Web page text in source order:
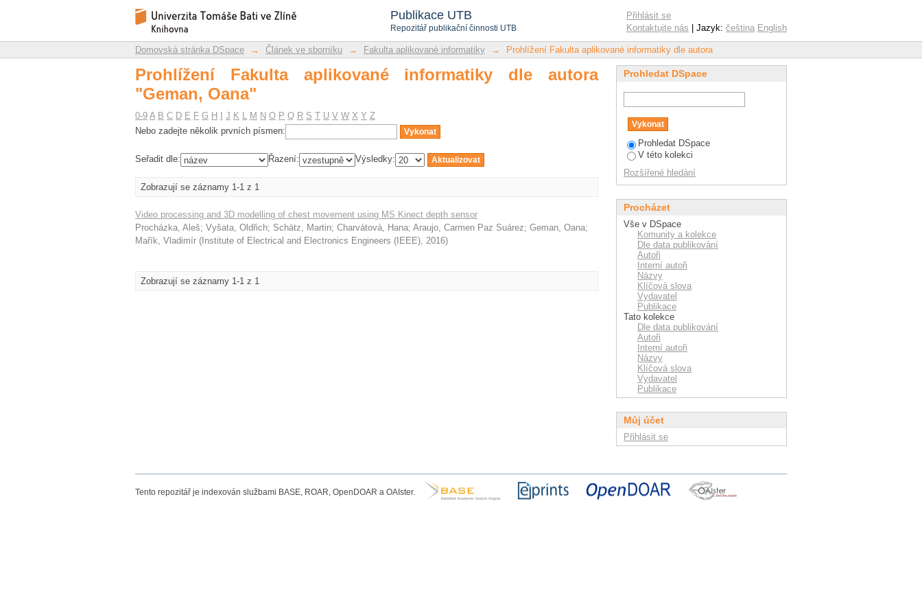
Publikace UTB
Repozitář publikační činnosti UTB
Prohlížení Fakulta aplikované informatiky dle autora "Geman, Oana"
Repozitář DSpace/Manakin
Přihlásit se
Kontaktujte nás | Jazyk: čeština English
Domovská stránka DSpace → Článek ve sborníku → Fakulta aplikované informatiky → Prohlížení Fakulta aplikované informatiky dle autora
Prohlížení Fakulta aplikované informatiky dle autora
"Geman, Oana"
0-9 A B C D E F G H J K L M N O P Q R S T U V W X Y Z
Nebo zadejte několik prvních písmen:
Seřadit dle: Řazení: Výsledky:
Zobrazují se záznamy 1-1 z 1
Video processing and 3D modelling of chest movement using MS Kinect depth sensor
Procházka, Aleš; Vyšata, Oldřich; Schätz, Martin; Charvátová, Hana; Araujo, Carmen Paz Suárez; Geman, Oana;
Mařík, Vladimír ( Institute of Electrical and Electronics Engineers (IEEE), 2016)
Zobrazují se záznamy 1-1 z 1
Prohledat DSpace
Prohledat DSpace
V této kolekci
Rozšířené hledání
Procházet
Vše v DSpace
Komunity a kolekce
Dle data publikování
Autoři
Interní autoři
Názvy
Klíčová slova
Vydavatel
Publikace
Tato kolekce
Dle data publikování
Autoři
Interní autoři
Názvy
Klíčová slova
Vydavatel
Publikace
Můj účet
Přihlásit se
Tento repozitář je indexován službami BASE, ROAR, OpenDOAR a OAIster.